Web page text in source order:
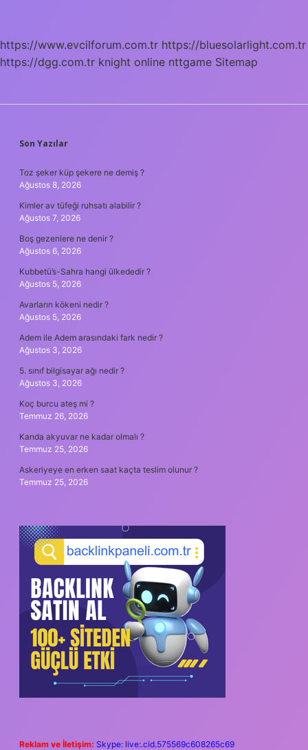
https://www.evcilforum.com.tr https://bluesolarlight.com.tr
https://dgg.com.tr knight online nttgame Sitemap
SIDEBAR
Son Yazılar
Toz şeker küp şekere ne demiş ?
Ağustos 8, 2026
Kimler av tüfeği ruhsatı alabilir ?
Ağustos 7, 2026
Boş gezenlere ne denir ?
Ağustos 6, 2026
Kubbetü’s-Sahra hangi ülkededir ?
Ağustos 5, 2026
Avarların kökeni nedir ?
Ağustos 5, 2026
Adem ile Adem arasındaki fark nedir ?
Ağustos 3, 2026
5. sınıf bilgisayar ağı nedir ?
Ağustos 3, 2026
Koç burcu ateş mi ?
Temmuz 26, 2026
Kanda akyuvar ne kadar olmalı ?
Temmuz 25, 2026
Askeriyeye en erken saat kaçta teslim olunur ?
Temmuz 25, 2026
Reklam ve İletişim: Skype: live:.cid.575569c608265c69